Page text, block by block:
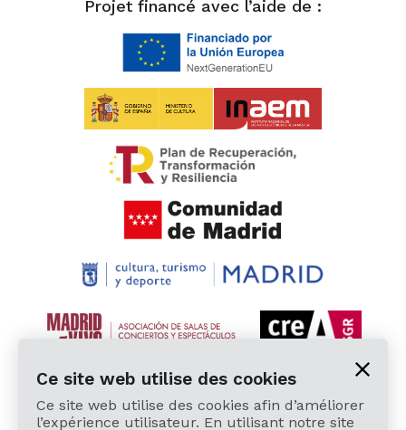
Projet financé avec l’aide de :
Ce site web utilise des cookies
Ce site web utilise des cookies afin d’améliorer
l’expérience utilisateur. En utilisant notre site